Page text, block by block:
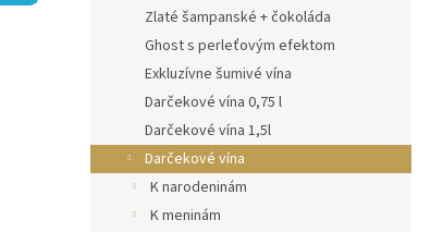
Zlaté šampanské + čokoláda
Ghost s perleťovým efektom
Exkluzívne šumivé vína
Darčekové vína 0,75 l
Darčekové vína 1,5l
Darčekové vína
K narodeninám
K meninám